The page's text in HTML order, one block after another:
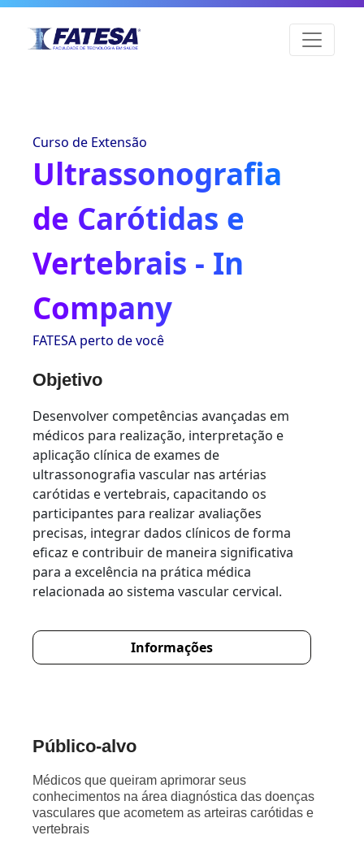
Curso de Extensão
Ultrassonografia
de Carótidas e
Vertebrais - In
Company
FATESA perto de você
Objetivo
Desenvolver competências avançadas em
médicos para realização, interpretação e
aplicação clínica de exames de
ultrassonografia vascular nas artérias
carótidas e vertebrais, capacitando os
participantes para realizar avaliações
precisas, integrar dados clínicos de forma
eficaz e contribuir de maneira significativa
para a excelência na prática médica
relacionada ao sistema vascular cervical.
Informações
Público-alvo
Médicos que queiram aprimorar seus
conhecimentos na área diagnóstica das doenças
vasculares que acometem as arteiras carótidas e
vertebrais